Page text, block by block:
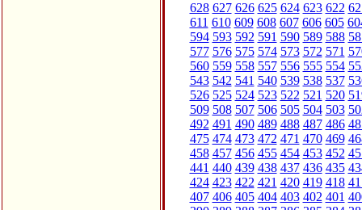
628 627 626 625 624 623 622
611 610 609 608 607 606 605
594 593 592 591 590 589 588
577 576 575 574 573 572 571
560 559 558 557 556 555 554
543 542 541 540 539 538 537
526 525 524 523 522 521 520
509 508 507 506 505 504 503
492 491 490 489 488 487 486
475 474 473 472 471 470 469
458 457 456 455 454 453 452
441 440 439 438 437 436 435
424 423 422 421 420 419 418
407 406 405 404 403 402 401